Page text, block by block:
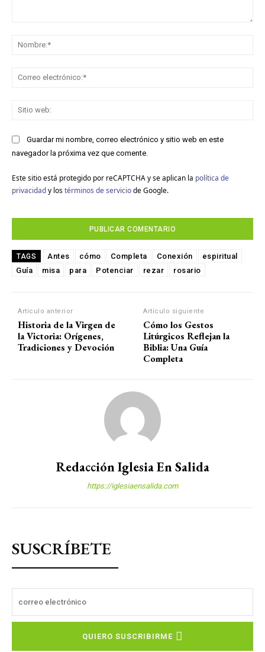
Guardar mi nombre, correo electrónico y sitio web en este
navegador la próxima vez que comente.
Este sitio está protegido por reCAPTCHA y se aplican la política de
privacidady los términos de serviciode Google.
TAGS Antes cómo Completa Conexión
espiritual
Guía
misa para Potenciar rezar rosario
Artículo anterior
Historia de la Virgen de
la Victoria: Orígenes,
Tradiciones y Devoción
Artículo siguiente
Cómo los Gestos
Litúrgicos Reflejan la
Biblia: Una Guía
Completa
Redacción Iglesia En Salida
https://iglesiaensalida.com
SUSCRÍBETE
QUIERO SUSCRIBIRME